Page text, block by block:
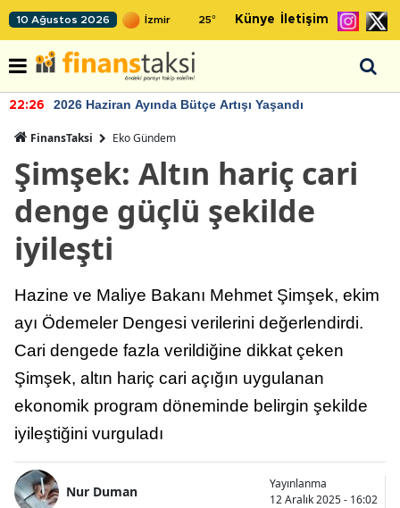
10 Ağustos 2026 25° Künye İletişim
22:26 2026 Haziran Ayında Bütçe Artışı Yaşandı
FinansTaksi Eko Gündem
Şimşek: Altın hariç cari
denge güçlü şekilde
iyileşti
Hazine ve Maliye Bakanı Mehmet Şimşek, ekim
ayı Ödemeler Dengesi verilerini değerlendirdi.
Cari dengede fazla verildiğine dikkat çeken
Şimşek, altın hariç cari açığın uygulanan
ekonomik program döneminde belirgin şekilde
iyileştiğini vurguladı
Nur Duman
Yayınlanma
12 Aralık 2025 - 16:02